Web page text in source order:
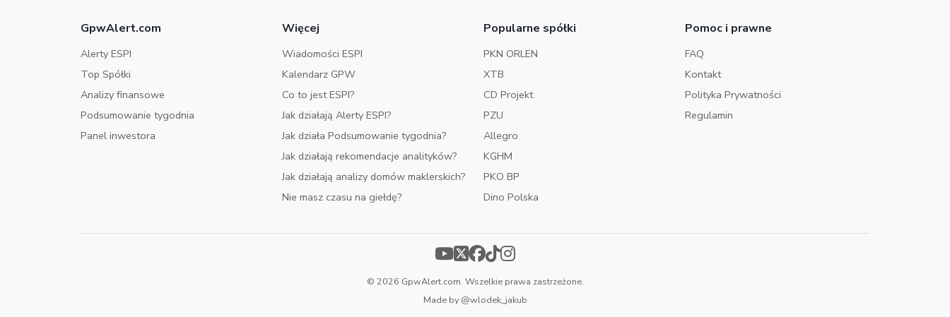
GpwAlert.com
Alerty ESPI
Top Spółki
Analizy finansowe
Podsumowanie tygodnia
Panel inwestora
Więcej
Wiadomości ESPI
Kalendarz GPW
Co to jest ESPI?
Jak działają Alerty ESPI?
Jak działa Podsumowanie tygodnia?
Jak działają rekomendacje analityków?
Jak działają analizy domów maklerskich?
Nie masz czasu na giełdę?
Popularne spółki
PKN ORLEN
XTB
CD Projekt
PZU
Allegro
KGHM
PKO BP
Dino Polska
Pomoc i prawne
FAQ
Kontakt
Polityka Prywatności
Regulamin
© 2026 GpwAlert.com. Wszelkie prawa zastrzeżone.
Made by@wlodek_jakub